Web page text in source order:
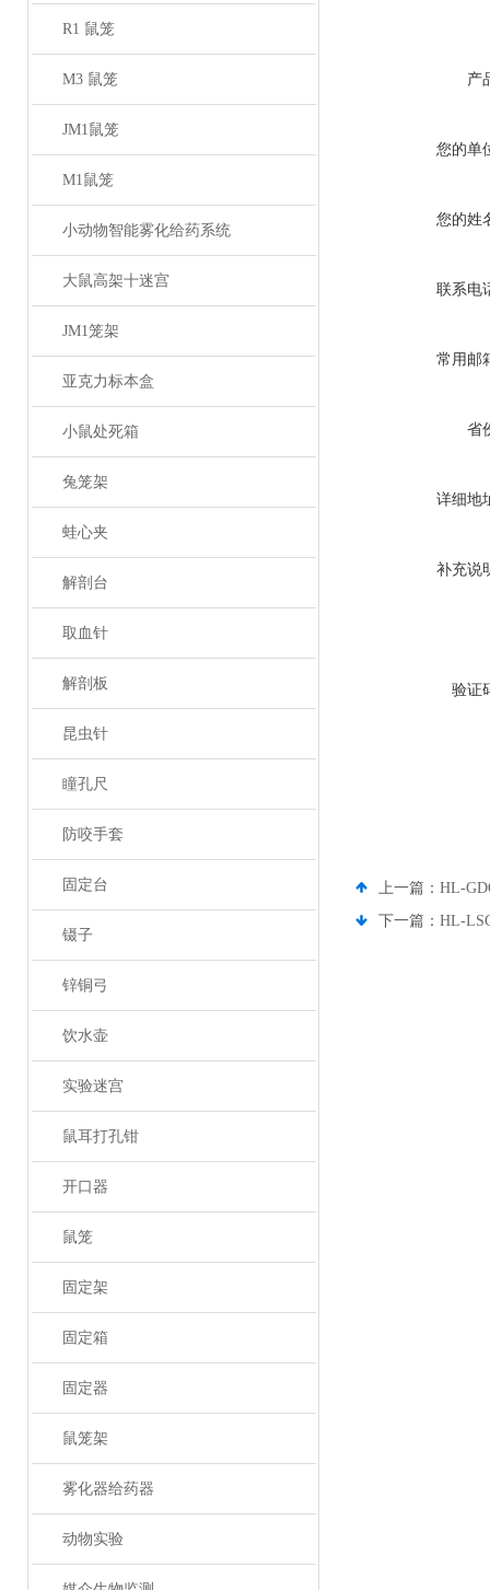
R1 鼠笼
M3 鼠笼
JM1鼠笼
M1鼠笼
小动物智能雾化给药系统
大鼠高架十迷宫
JM1笼架
亚克力标本盒
小鼠处死箱
兔笼架
蛙心夹
解剖台
取血针
解剖板
昆虫针
瞳孔尺
防咬手套
固定台
镊子
锌铜弓
饮水壶
实验迷宫
鼠耳打孔钳
开口器
鼠笼
固定架
固定箱
固定器
鼠笼架
雾化器给药器
动物实验
产
您的单
您的姓
联系电
常用邮
省
详细地
补充说
验证
上一篇： HL-
下一篇： HL-